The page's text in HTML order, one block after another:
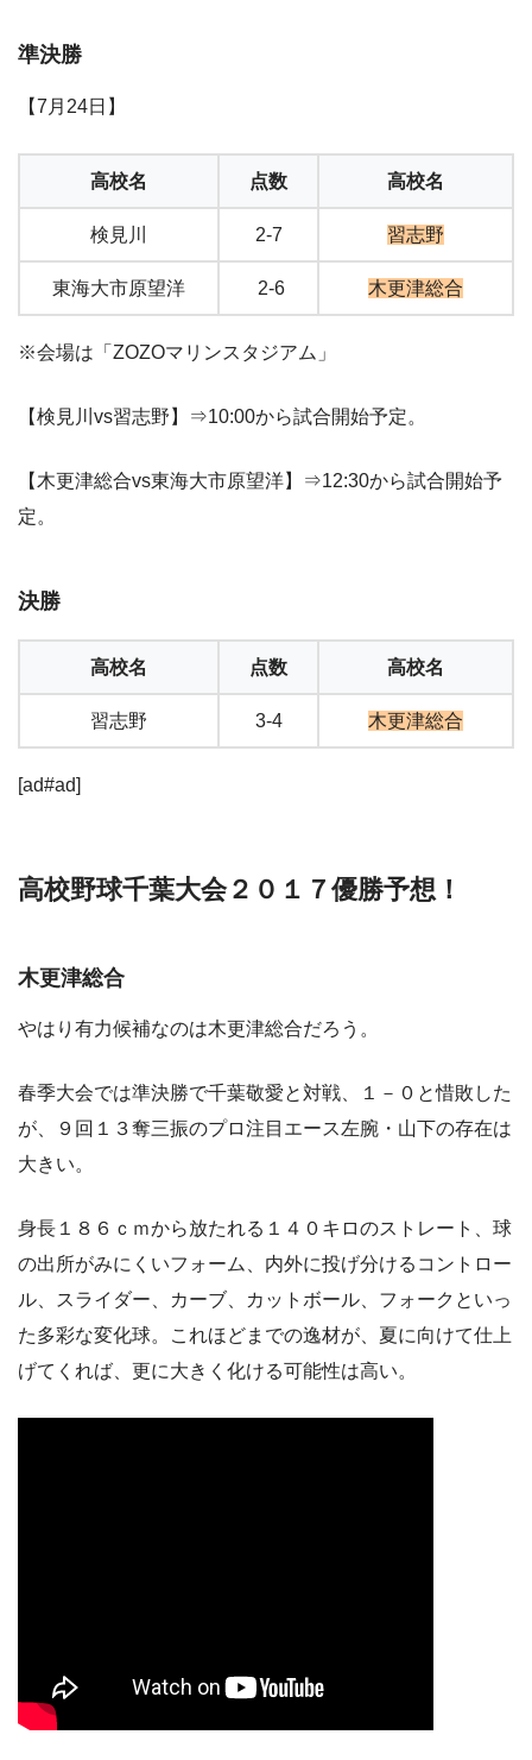
準決勝
【7月24日】
高校名 点数 高校名
検見川 2-7 習志野
東海大市原望洋 2-6 木更津総合
※会場は「ZOZOマリンスタジアム」
【検見川vs習志野】⇒10:00から試合開始予定。
【木更津総合vs東海大市原望洋】⇒12:30から試合開始予
定。
決勝
高校名 点数 高校名
習志野 3-4 木更津総合
[ad#ad]
高校野球千葉大会２０１７優勝予想！
木更津総合
やはり有力候補なのは木更津総合だろう。
春季大会では準決勝で千葉敬愛と対戦、１－０と惜敗した
が、９回１３奪三振のプロ注目エース左腕・山下の存在は
大きい。
身長１８６ｃｍから放たれる１４０キロのストレート、球
の出所がみにくいフォーム、内外に投げ分けるコントロー
ル、スライダー、カーブ、カットボール、フォークといっ
た多彩な変化球。これほどまでの逸材が、夏に向けて仕上
げてくれば、更に大きく化ける可能性は高い。